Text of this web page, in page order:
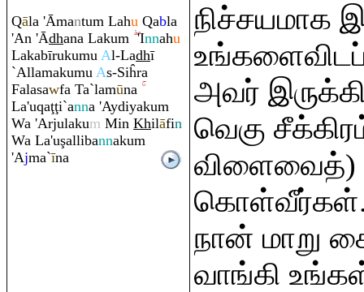
Qāla 'Āmantum Lahu Qabla
'An 'Ādhana Lakum 'Innahu
Lakabīrukumu Al-Ladhī
`Allamakumu As-Siĥra
Falasawfa Ta`lamūna
La'uqaţţi`anna 'Aydiyakum
Wa 'Arjulakum Min Khilāfin
Wa La'uşallibannakum
'Ajma`īna
நிச்சயமாக
அவர்
வெகு
விளைவைத்)
கொள்வீர்கள்.
நான் மாறு
வாங்கி